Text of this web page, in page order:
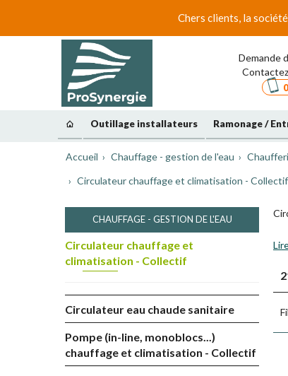
Chers clients, la
Demande
Outillage installateurs Ramonage /
Accueil Chauffage - gestion de l'eau
Circulateur chauffage et climatisation - Collectif
CHAUFFAGE - GESTION DE L'EAU
Circulateur chauffage et
climatisation - Collectif
Circulateur eau chaude sanitaire
Pompe (in-line, monoblocs...)
chauffage et climatisation - Collectif